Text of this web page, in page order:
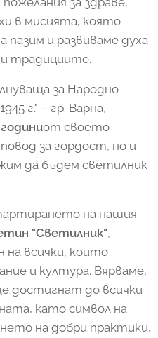
в мисията, която
пазим и развиваме духа
традициите.
за Народно
г." – гр. Варна,
от своето
за гордост, но и
да бъдем светилник
на нашия
"Светилник",
всички, които
и култура. Вярваме,
достигнат до всички
като символ на
на добри практики,